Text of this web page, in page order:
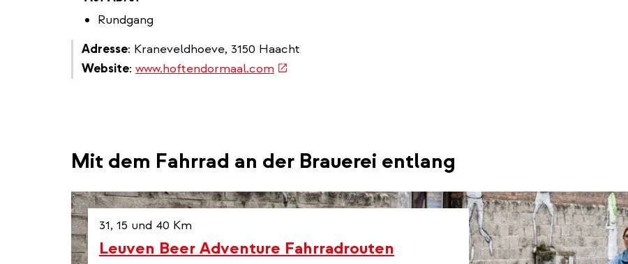
Rundgang
Adresse: Kraneveldhoeve, 3150 Haacht
Website: www.hoftendormaal.com (link
Mit dem Fahrrad an der Brauerei entlang
31, 15 und 40 Km
Leuven Beer Adventure Fahrradrouten